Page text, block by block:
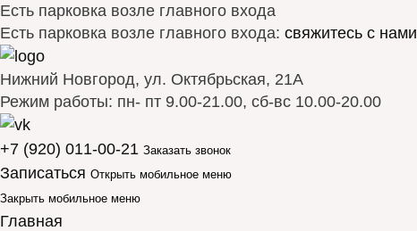
Есть парковка возле главного входа
Есть парковка возле главного входа: свяжитесь с нами
Нижний Новгород, ул. Октябрьская, 21А
Режим работы: пн- пт 9.00-21.00, сб-вс 10.00-20.00
+7 (920) 011-00-21 Заказать звонок
Записаться Открыть мобильное меню
Закрыть мобильное меню
Главная